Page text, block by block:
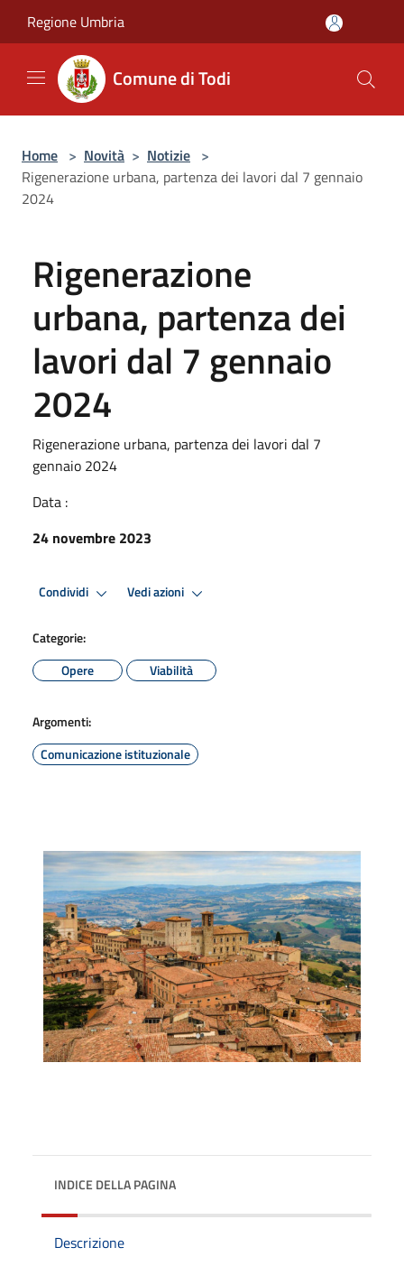
Regione Umbria
Comune di Todi
Home > Novità > Notizie >
Rigenerazione urbana, partenza dei lavori dal 7 gennaio
2024
Rigenerazione
urbana, partenza dei
lavori dal 7 gennaio
2024
Rigenerazione urbana, partenza dei lavori dal 7
gennaio 2024
Data :
24 novembre 2023
Condividi Vedi azioni
Categorie:
Opere
Viabilità
Argomenti:
Comunicazione istituzionale
INDICE DELLA PAGINA
Descrizione